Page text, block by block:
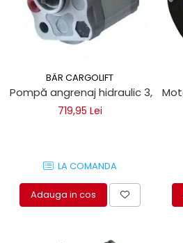
BÄR CARGOLIFT
Pompă angrenaj hidraulic 3,2 cm
719,95 Lei
LA COMANDA
Adauga in cos